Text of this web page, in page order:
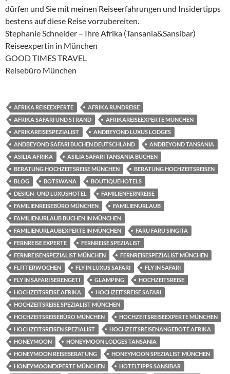
dürfen und Sie mit meinen Reiseerfahrungen und Insidertipps
bestens auf diese Reise vorzubereiten.
Stephanie Schneider – Ihre Afrika (Tansania&Sansibar)
Reiseexpertin in München
GOOD TIMES TRAVEL
Reisebüro München
AFRIKA REISEEXPERTE
AFRIKA RUNDREISE
AFRIKA SAFARI UND STRAND
AFRIKAREISEEXPERTE MÜNCHEN
AFRIKAREISESPEZIALIST
ANDBEYOND LUXUS LODGES
ANDBEYOND SAFARI BUCHEN DEUTSCHLAND
ANDBEYOND TANSANIA
ASILIA AFRIKA
ASILIA SAFARI TANSANIA BUCHEN
BERATUNG HOCHZEITSREISE MÜNCHEN
BERATUNG HOCHZEITSREISEN
BLOG
BOTSWANA
BOUTIQUEHOTELS
DESIGN- UND LUXUSHOTEL
FAMILIENFERNREISE
FAMILIENREISEBÜRO MÜNCHEN
FAMILIENURLAUB
FAMILIENURLAUB BUCHEN IN MÜNCHEN
FAMILIENURLAUBEXPERTE IN MÜNCHEN
FARU FARU SINGITA
FERNREISE EXPERTE
FERNREISE SPEZIALIST
FERNREISENSPEZIALIST MÜNCHEN
FERNREISESPEZIALIST MÜNCHEN
FLITTERWOCHEN
FLY IN LUXUS SAFARI
FLY IN SAFARI
FLY IN SAFARI SERENGETI
GLAMPING
HOCHZEITSREISE
HOCHZEITSREISE AFRIKA
HOCHZEITSREISE SAFARI
HOCHZEITSREISE SPEZIALIST MÜNCHEN
HOCHZEITSREISEBÜRO MÜNCHEN
HOCHZEITSREISEEXPERTE MÜNCHEN
HOCHZEITSREISEN SPEZIALIST
HOCHZEITSREISENANGEBOTE AFRIKA
HONEYMOON
HONEYMOON LODGES TANSANIA
HONEYMOON REISEBERATUNG
HONEYMOON SPEZIALIST MÜNCHEN
HONEYMOONEXPERTE MÜNCHEN
HOTELTIPPS SANSIBAR